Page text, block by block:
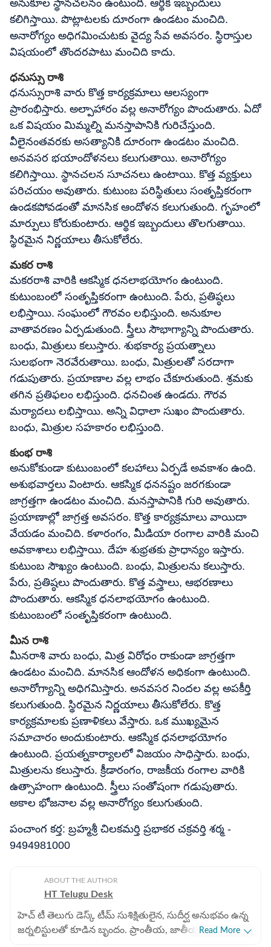
అనుకూల స్థానచలనం ఉంటుంది. ఆర్థిక ఇబ్బందులు
కలిగిస్తాయి. పొట్లాటలకు దూరంగా ఉండటం మంచిది.
అనారోగ్యం అధిగమించుటకు వైద్య సేవ అవసరం. స్థిరాస్తుల
విషయంలో తొందరపాటు మంచిది కాదు.
ధనుస్సు రాశి
ధనుస్సురాశి వారు కొత్త కార్యక్రమాలు ఆలస్యంగా
ప్రారంభిస్తారు. అల్పాహారం వల్ల అనారోగ్యం పొందుతారు. ఏదో
ఒక విషయం మిమ్మల్ని మనస్తాపానికి గురిచేస్తుంది.
వీలైనంతవరకు అసత్యానికి దూరంగా ఉండటం మంచిది.
అనవసర భయాందోళనలు కలుగుతాయి. అనారోగ్యం
కలిగిస్తాయి. స్థానచలన సూచనలు ఉంటాయి. కొత్త వ్యక్తులు
పరిచయం అవుతారు. కుటుంబ పరిస్థితులు సంతృప్తికరంగా
ఉండకపోవడంతో మానసిక ఆందోళన కలుగుతుంది. గృహంలో
మార్పులు కోరుకుంటారు. ఆర్థిక ఇబ్బందులు తొలగుతాయి.
స్థిరమైన నిర్ణయాలు తీసుకోలేరు.
మకర రాశి
మకరరాశి వారికి ఆకస్మిక ధనలాభయోగం ఉంటుంది.
కుటుంబంలో సంతృప్తికరంగా ఉంటుంది. పేరు, ప్రతిష్ఠలు
లభిస్తాయి. సంఘంలో గౌరవం లభిస్తుంది. అనుకూల
వాతావరణం ఏర్పడుతుంది. స్త్రీలు సౌభాగ్యాన్ని పొందుతారు.
బంధు, మిత్రులు కలుస్తారు. శుభకార్య ప్రయత్నాలు
సులభంగా నెరవేరుతాయి. బంధు, మిత్రులతో సరదాగా
గడుపుతారు. ప్రయాణాల వల్ల లాభం చేకూరుతుంది. శ్రమకు
తగిన ప్రతిఫలం లభిస్తుంది. ధనచింత ఉండదు. గౌరవ
మర్యాదలు లభిస్తాయి. అన్ని విధాలా సుఖం పొందుతారు.
బంధు, మిత్రుల సహకారం లభిస్తుంది.
కుంభ రాశి
అనుకోకుండా కుటుంబంలో కలహాలు ఏర్పడే అవకాశం ఉంది.
అశుభవార్తలు వింటారు. ఆకస్మిక ధననష్టం జరగకుండా
జాగ్రత్తగా ఉండటం మంచిది. మనస్తాపానికి గురి అవుతారు.
ప్రయాణాల్లో జాగ్రత్త అవసరం. కొత్త కార్యక్రమాలు వాయిదా
వేయడం మంచిది. కళారంగం, మీడియా రంగాల వారికి మంచి
అవకాశాలు లభిస్తాయి. దేహ శుభ్రతకు ప్రాధాన్యం ఇస్తారు.
కుటుంబ సౌఖ్యం ఉంటుంది. బంధు, మిత్రులను కలుస్తారు.
పేరు, ప్రతిష్ఠలు పొందుతారు. కొత్త వస్త్రాలు, ఆభరణాలు
పొందుతారు. ఆకస్మిక ధనలాభయోగం ఉంటుంది.
కుటుంబంలో సంతృప్తికరంగా ఉంటుంది.
మీన రాశి
మీనరాశి వారు బంధు, మిత్ర విరోధం రాకుండా జాగ్రత్తగా
ఉండటం మంచిది. మానసిక ఆందోళన అధికంగా ఉంటుంది.
అనారోగ్యాన్ని అధిగమిస్తారు. అనవసర నిందల వల్ల అపకీర్తి
కలుగుతుంది. స్థిరమైన నిర్ణయాలు తీసుకోలేరు. కొత్త
కార్యక్రమాలకు ప్రణాళికలు వేస్తారు. ఒక ముఖ్యమైన
సమాచారం అందుకుంటారు. ఆకస్మిక ధనలాభయోగం
ఉంటుంది. ప్రయత్నకార్యాలలో విజయం సాధిస్తారు. బంధు,
మిత్రులను కలుస్తారు. క్రీడారంగం, రాజకీయ రంగాల వారికి
ఉత్సాహంగా ఉంటుంది. స్త్రీలు సంతోషంగా గడుపుతారు.
అకాల భోజనాల వల్ల అనారోగ్యం కలుగుతుంది.
పంచాంగ కర్త: బ్రహ్మశ్రీ చిలకమర్తి ప్రభాకర చక్రవర్తి శర్మ -
9494981000
ABOUT THE AUTHOR
HT Telugu Desk
హెచ్ టీ తెలుగు డెస్క్ టీమ్ సుశిక్షితులైన, సుదీర్ఘ అనుభవం ఉన్న
జర్నలిస్టులతో కూడిన బృందం. ప్రాంతీయ, జాతీయ,Read More